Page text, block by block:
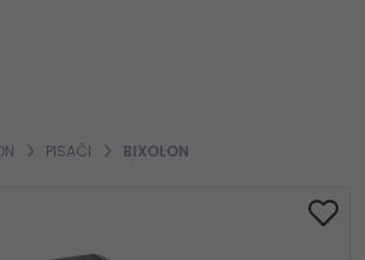
PISAČI BIXOLON